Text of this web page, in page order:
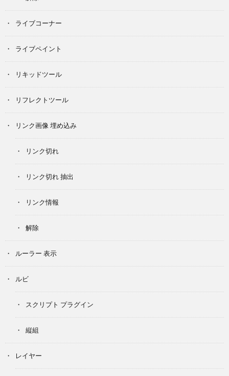
ライブコーナー
ライブペイント
リキッドツール
リフレクトツール
リンク画像 埋め込み
リンク切れ
リンク切れ 抽出
リンク情報
解除
ルーラー 表示
ルビ
スクリプト プラグイン
縦組
レイヤー